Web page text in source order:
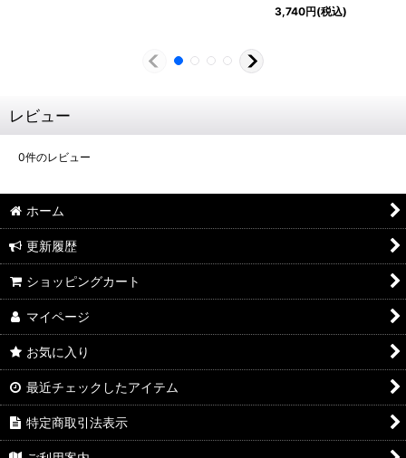
3,740円(税込)
レビュー
0件のレビュー
ホーム
更新履歴
ショッピングカート
マイページ
お気に入り
最近チェックしたアイテム
特定商取引法表示